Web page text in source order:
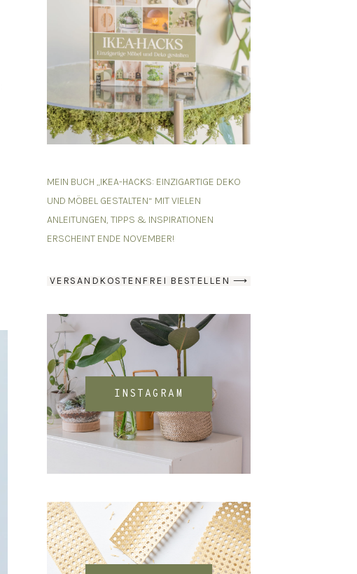
MEIN BUCH „IKEA-HACKS: EINZIGARTIGE DEKO
UND MÖBEL GESTALTEN“ MIT VIELEN
ANLEITUNGEN, TIPPS & INSPIRATIONEN
ERSCHEINT ENDE NOVEMBER!
VERSANDKOSTENFREI BESTELLEN ⟶
INSTAGRAM